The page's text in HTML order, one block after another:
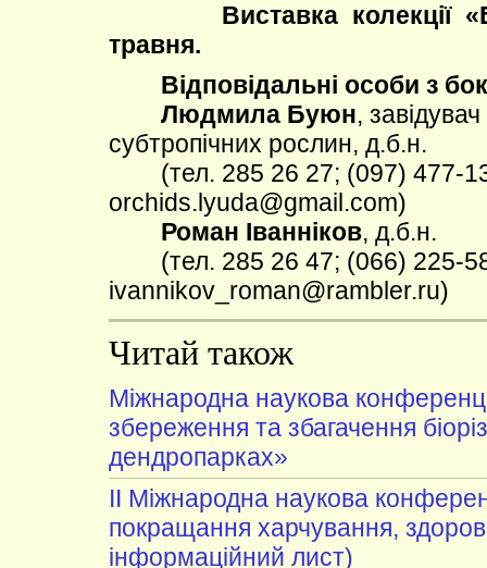
Виставка колекції
травня.
Відповідальні особи з
Людмила Буюн,
субтропічних рослин, д.б.н.
(тел. 285 26 27; (097) 477-
orchids.lyuda@gmail.com)
Роман Іванніков, д.б.н.
(тел. 285 26 47; (066) 225-
ivannikov_roman@rambler.ru)
Читай також
Міжнародна наукова
збереження та збагачення
дендропарках»
II Міжнародна наукова
покращання харчування,
інформаційний лист)